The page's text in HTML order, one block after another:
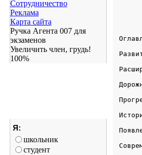
Сотрудничество
Реклама
Карта сайта
Ручка Агента 007 для
экзаменов
Увеличить член, грудь!
100%
Я:
школьник
студент